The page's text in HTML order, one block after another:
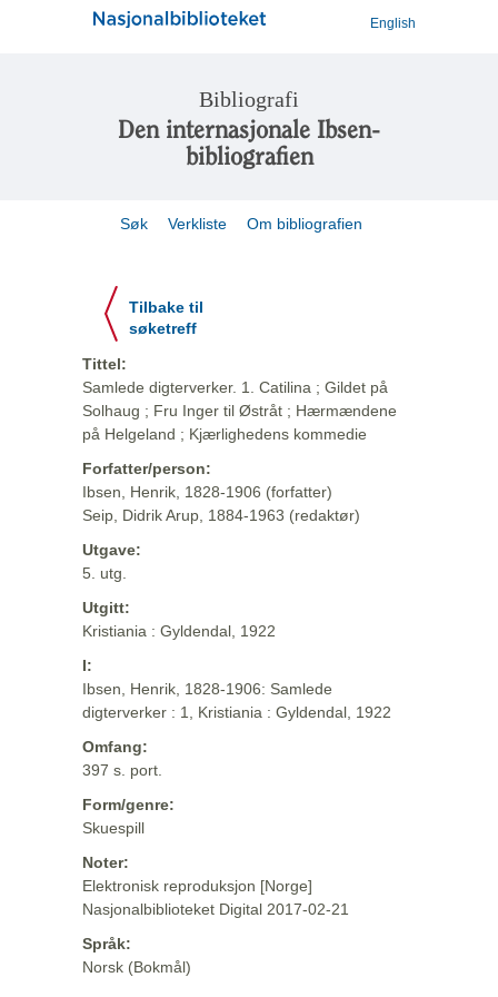
English
Bibliografi
Den internasjonale Ibsen-
bibliografien
Søk Verkliste Om bibliografien
Tilbake til
søketreff
Tittel:
Samlede digterverker. 1. Catilina ; Gildet på
Solhaug ; Fru Inger til Østråt ; Hærmændene
på Helgeland ; Kjærlighedens kommedie
Forfatter/person:
Ibsen, Henrik, 1828-1906 (forfatter)
Seip, Didrik Arup, 1884-1963 (redaktør)
Utgave:
5. utg.
Utgitt:
Kristiania : Gyldendal, 1922
I:
Ibsen, Henrik, 1828-1906: Samlede
digterverker : 1, Kristiania : Gyldendal, 1922
Omfang:
397 s. port.
Form/genre:
Skuespill
Noter:
Elektronisk reproduksjon [Norge]
Nasjonalbiblioteket Digital 2017-02-21
Språk:
Norsk (Bokmål)